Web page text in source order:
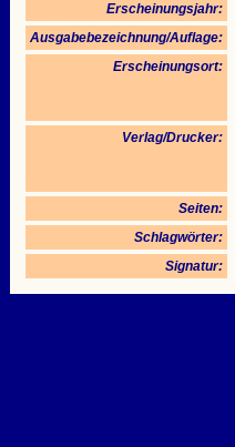
Erscheinungsjahr:
Ausgabebezeichnung/Auflage:
Erscheinungsort:
Verlag/Drucker:
Seiten:
Schlagwörter:
Signatur: